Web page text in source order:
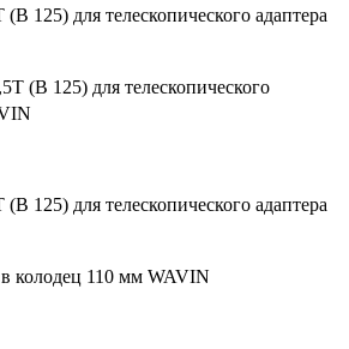
125) для телескопического адаптера
125) для телескопического адаптера